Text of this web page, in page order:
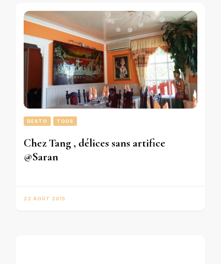
RESTO TOUS
Chez Tang , délices sans artifice
@Saran
22 AOÛT 2015